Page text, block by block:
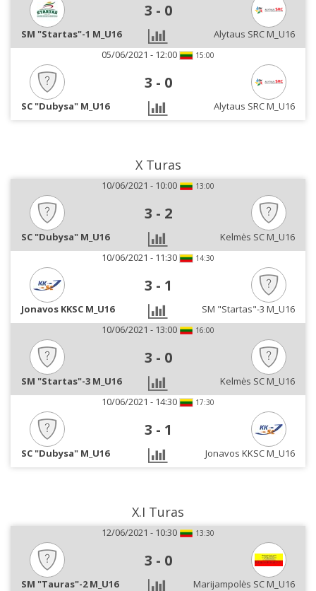
3 - 0
SM "Startas"-1 M_U16
Alytaus SRC M_U16
05/06/2021 - 12:00
15:00
3 - 0
SC "Dubysa" M_U16 Alytaus SRC M_U16
X Turas
10/06/2021 - 10:00 13:00
3 - 2
SC "Dubysa" M_U16
Kelmės SC M_U16
10/06/2021 - 11:30
14:30
3 - 1
Jonavos KKSC M_U16
SM "Startas"-3 M_U16
10/06/2021 - 13:00
16:00
3 - 0
SM "Startas"-3 M_U16
Kelmės SC M_U16
10/06/2021 - 14:30
17:30
3 - 1
SC "Dubysa" M_U16 Jonavos KKSC M_U16
X.I Turas
12/06/2021 - 10:30 13:30
3 - 0
SM "Tauras"-2 M_U16
Marijampolės SC M_U16